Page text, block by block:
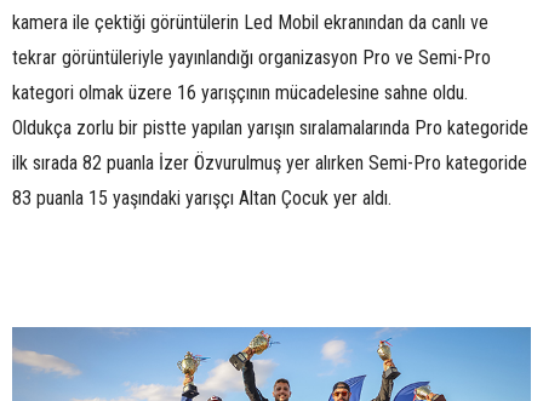
kamera ile çektiği görüntülerin Led Mobil ekranından da canlı ve
tekrar görüntüleriyle yayınlandığı organizasyon Pro ve Semi-Pro
kategori olmak üzere 16 yarışçının mücadelesine sahne oldu.
Oldukça zorlu bir pistte yapılan yarışın sıralamalarında Pro kategoride
ilk sırada 82 puanla İzer Özvurulmuş yer alırken Semi-Pro kategoride
83 puanla 15 yaşındaki yarışçı Altan Çocuk yer aldı.